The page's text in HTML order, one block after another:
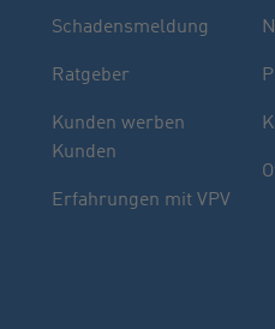
Sie
Schadensmeldung
Ratgeber
Kunden werben
Kunden
Erfahrungen mit VPV